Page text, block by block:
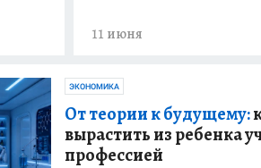
11 июня
ЭКОНОМИКА
От теории к будущему:
вырастить из ребенка
профессией